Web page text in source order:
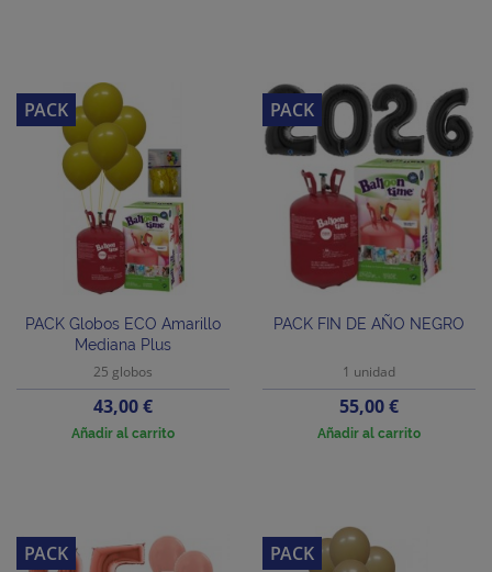
PACK Globos ECO Amarillo
Mediana Plus
25 globos
Precio
43,00 €
Añadir al carrito
PACK
PACK FIN DE AÑO NEGRO
1 unidad
Precio
55,00 €
Añadir al carrito
PACK
PACK PACK